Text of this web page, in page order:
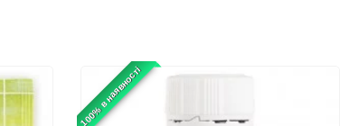
100% в наявності